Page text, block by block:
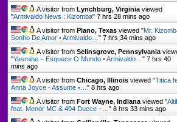
A visitor from Lynchburg, Virginia viewed
"Armivaldo News : Kizomba"7 hrs 28 mins ago
A visitor from Plano, Texas viewed "Mr.
Sonho De Amor • Armivaldo…"7 hrs 34 mins ago
A visitor fromSelinsgrove, Pennsylvania
"Yasmine – Esquece O Mundo • Armivaldo…"7 hrs 40
mins ago
A visitor fromChicago, Illinois viewed "Titica
Anna Joyce - Assume •…"8 hrs ago
A visitor from Fort Wayne, Indiana viewed "
feat. Menor MC & 404 Ducce –…"8 hrs 33 mins ago